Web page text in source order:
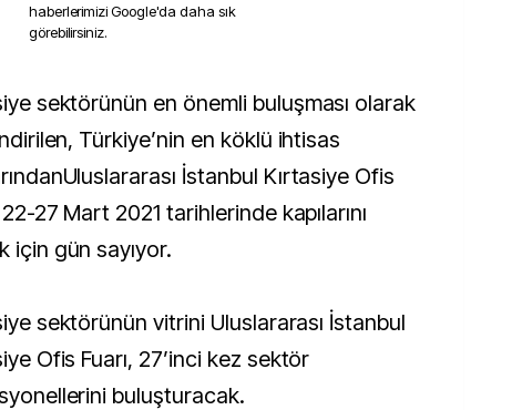
haberlerimizi Google'da daha sık
görebilirsiniz.
Türkiye’nin en köklü ihtisas
İstanbul Kırtasiye Ofis
22-27 Mart 2021 tarihlerinde kapılarını
için gün sayıyor.
sektörünün vitrini Uluslararası İstanbul
Ofis Fuarı, 27’inci kez sektör
buluşturacak.